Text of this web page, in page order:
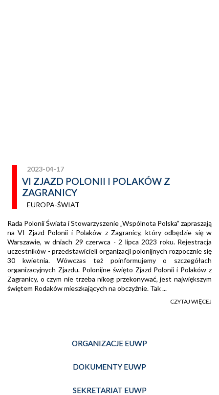
2023-04-17
VI ZJAZD POLONII I POLAKÓW Z
ZAGRANICY
EUROPA-ŚWIAT
Rada Polonii Świata i Stowarzyszenie „Wspólnota Polska” zapraszają
na VI Zjazd Polonii i Polaków z Zagranicy, który odbędzie się w
Warszawie, w dniach 29 czerwca - 2 lipca 2023 roku. Rejestracja
uczestników - przedstawicieli organizacji polonijnych rozpocznie się
30 kwietnia. Wówczas też poinformujemy o szczegółach
organizacyjnych Zjazdu. Polonijne święto Zjazd Polonii i Polaków z
Zagranicy, o czym nie trzeba nikog przekonywać, jest największym
świętem Rodaków mieszkających na obczyźnie. Tak ...
CZYTAJ WIĘCEJ
ORGANIZACJE EUWP
DOKUMENTY EUWP
SEKRETARIAT EUWP